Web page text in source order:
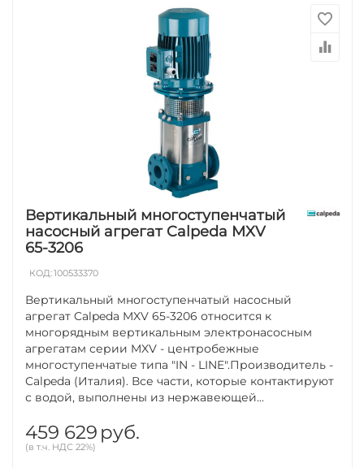
Вертикальный многоступенчатый
насосный агрегат Calpeda MXV
65-3206
КОД:100533370
Вертикальный многоступенчатый насосный
агрегат Calpeda MXV 65-3206 относится к
многорядным вертикальным электронасосным
агрегатам серии MXV - центробежные
многоступенчатые типа "IN - LINE".Производитель -
Calpeda (Италия). Все части, которые контактируют
с водой, выполнены из нержавеющей...
459 629 руб.
(в т.ч. НДС 22%)